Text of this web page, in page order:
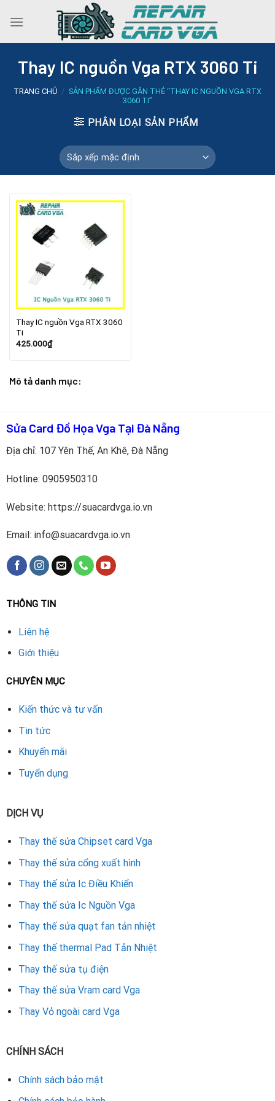
Thay IC nguồn Vga RTX 3060 Ti
TRANG CHỦ / SẢN PHẨM ĐƯỢC GẮN THẺ “THAY IC NGUỒN VGA RTX
3060 TI”
PHÂN LOẠI SẢN PHẨM
Thay IC nguồn Vga RTX 3060
Ti
425.000₫
Mô tả danh mục:
Sửa Card Đồ Họa Vga Tại Đà Nẵng
Địa chỉ: 107 Yên Thế, An Khê, Đà Nẵng
Hotline: 0905950310
Website: https://suacardvga.io.vn
Email: info@suacardvga.io.vn
THÔNG TIN
Liên hệ
Giới thiệu
CHUYÊN MỤC
Kiến thức và tư vấn
Tin tức
Khuyến mãi
Tuyển dụng
DỊCH VỤ
Thay thế sửa Chipset card Vga
Thay thế sửa cổng xuất hình
Thay thế sửa Ic Điều Khiển
Thay thế sửa Ic Nguồn Vga
Thay thế sửa quạt fan tản nhiệt
Thay thế thermal Pad Tản Nhiệt
Thay thế sửa tụ điện
Thay thế sửa Vram card Vga
Thay Vỏ ngoài card Vga
CHÍNH SÁCH
Chính sách bảo mật